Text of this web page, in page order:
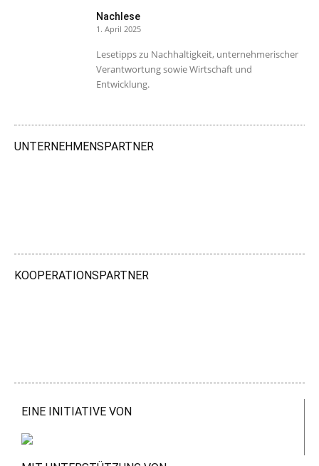
Nachlese
1. April 2025
Lesetipps zu Nachhaltigkeit, unternehmerischer
Verantwortung sowie Wirtschaft und
Entwicklung.
UNTERNEHMENSPARTNER
KOOPERATIONSPARTNER
EINE INITIATIVE VON